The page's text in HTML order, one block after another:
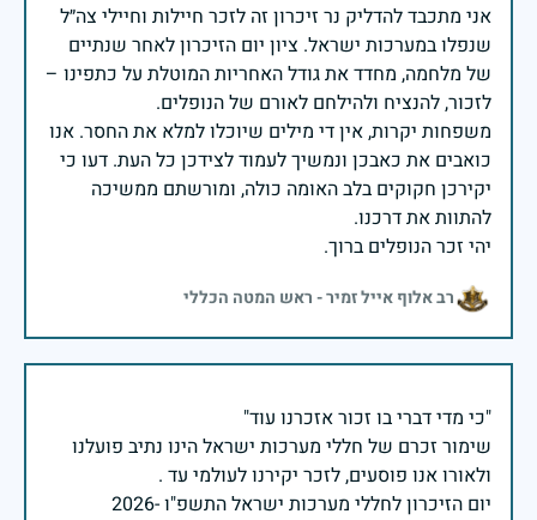
אני מתכבד להדליק נר זיכרון זה לזכר חיילות וחיילי צה״ל
שנפלו במערכות ישראל. ציון יום הזיכרון לאחר שנתיים
של מלחמה, מחדד את גודל האחריות המוטלת על כתפינו –
משפחות יקרות, אין די מילים שיוכלו למלא את החסר. אנו
כואבים את כאבכן ונמשיך לעמוד לצידכן כל העת. דעו כי
יקירכן חקוקים בלב האומה כולה, ומורשתם ממשיכה
יהי זכר הנופלים ברוך.
רב אלוף אייל זמיר - ראש המטה הכללי
שימור זכרם של חללי מערכות ישראל הינו נתיב פועלנו
יום הזיכרון לחללי מערכות ישראל התשפ"ו -2026